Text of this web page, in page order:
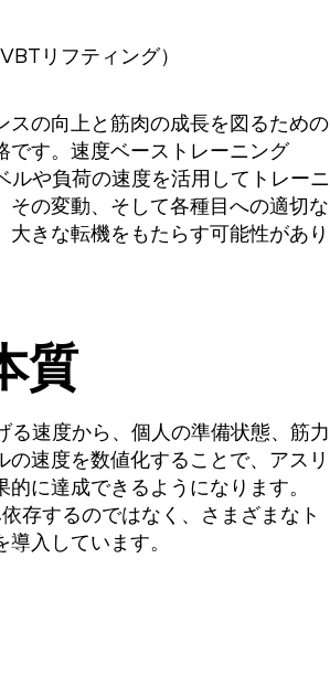
スの向上と筋肉の成長を図るための
です。速度ベーストレーニング
ルや負荷の速度を活用してトレーニ
その変動、そして各種目への適切な
きな転機をもたらす可能性があり
質
速度から、個人の準備状態、筋力
速度を数値化することで、アスリ
に達成できるようになります。
存するのではなく、さまざまなト
入しています。